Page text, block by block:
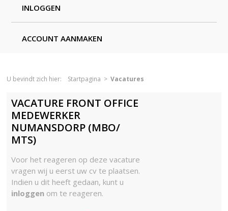
INLOGGEN
ACCOUNT AANMAKEN
U bevindt zich hier: Startpagina >Vacatures
VACATURE FRONT OFFICE
MEDEWERKER
NUMANSDORP (MBO/
MTS)
Voor het reageren op deze vacature
vragen wij u eerst uw cv te plaatsen.
Indien u dit heeft gedaan, kunt u
inloggen om te reageren.